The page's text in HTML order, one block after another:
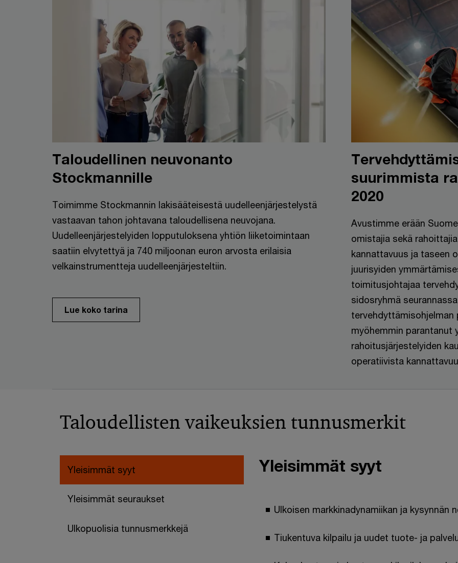
Taloudellinen neuvonanto
Stockmannille
Toimimme Stockmannin lakisääteisestä uudelleenjärjestelystä
vastaavan tahon johtavana taloudellisena neuvojana.
Uudelleenjärjestelyiden lopputuloksena yhtiön liiketoimintaan
saatiin elvytettyä ja 740 miljoonan euron arvosta erilaisia
velkainstrumentteja uudelleenjärjesteltiin.
Lue koko tarina
suurimmista
2020
Avustimme erään
omistajia sekä
kannattavuus ja taseen
juurisyiden
toimitusjohtajaa
sidosryhmä
tervehdyttämisohjelman
myöhemmin parantanut
rahoitusjärjestelyiden
operatiivista
Taloudellisten vaikeuksien tunnusmerkit
Yleisimmät syyt
Yleisimmät seuraukset
Ulkopuolisia tunnusmerkkejä
Yleisimmät syyt
Ulkoisen markkinadynamiikan ja kysynnän
Tiukentuva kilpailu ja uudet tuote- ja